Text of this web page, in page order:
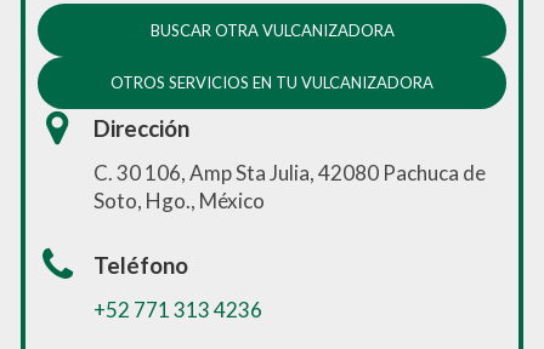
BUSCAR OTRA VULCANIZADORA
OTROS SERVICIOS EN TU VULCANIZADORA
Dirección
C. 30 106, Amp Sta Julia, 42080 Pachuca de
Soto, Hgo., México
Teléfono
+52 771 313 4236